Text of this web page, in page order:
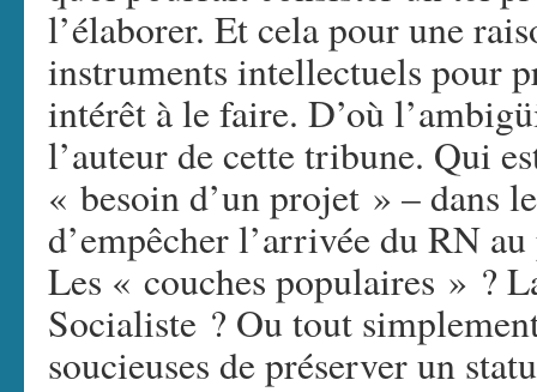
l’élaborer. Et cela pour une
instruments intellectuels pour
intérêt à le faire. D’où
l’auteur de cette tribune. Qui
« besoin d’un projet » – dans
d’empêcher l’arrivée du RN
Les « couches populaires » ?
Socialiste ? Ou tout
soucieuses de préserver un